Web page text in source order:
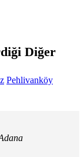
Diğer
Pehlivanköy